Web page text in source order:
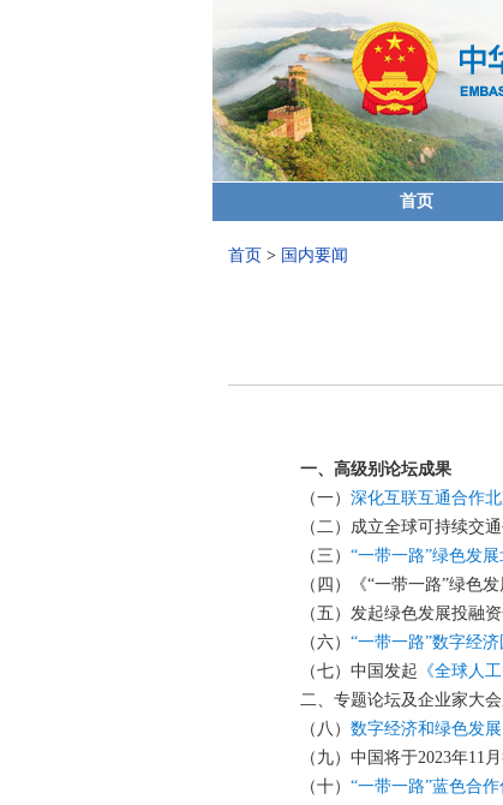
首页
首页 > 国内要闻
一、高级别论坛成果
（一） 深化互联互通合作
（二）成立全球可持续交通
（三） “一带一路”绿色发
（四）《“一带一路”绿色发
（五）发起绿色发展投融资
（六） “一带一路”数字经
（七）中国发起 《全球人
二、专题论坛及企业家大会
（八） 数字经济和绿色发
（九）中国将于2023年11月
（十） “一带一路”蓝色合作